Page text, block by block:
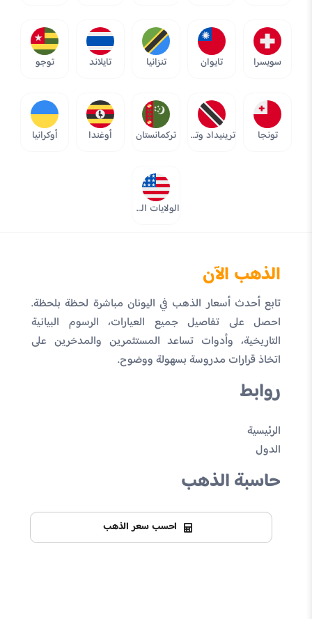
سويسرا تايوان تنزانيا تايلاند توجو
تونجا ترينيداد وتوباجو تركمانستان أوغندا أوكرانيا
الولايات المتحدة
الذهب الآن
تابع أحدث أسعار الذهب في اليونان مباشرة لحظة بلحظة.
احصل على تفاصيل جميع العيارات، الرسوم البيانية
التاريخية، وأدوات تساعد المستثمرين والمدخرين على
اتخاذ قرارات مدروسة بسهولة ووضوح.
روابط
الرئيسية
الدول
حاسبة الذهب
احسب سعر الذهب